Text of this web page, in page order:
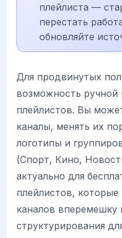
плейлиста —
перестать
обновляйте
Для продвинутых
возможность ручной
плейлистов. Вы
каналы, менять их
логотипы и
(Спорт, Кино,
актуально для
плейлистов,
каналов вперемешку
структурирования